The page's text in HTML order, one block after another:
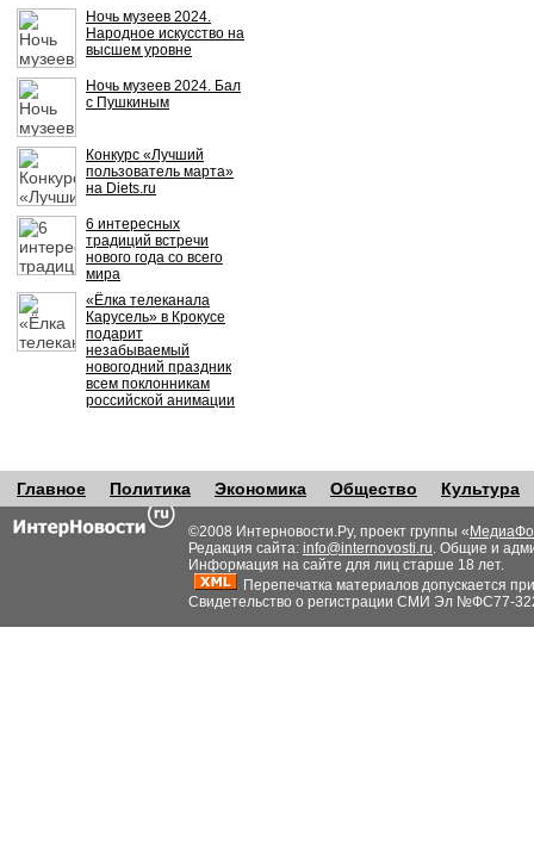
Ночь музеев 2024.
Народное искусство на
высшем уровне
Ночь музеев 2024. Бал
с Пушкиным
Конкурс «Лучший
пользователь марта»
на Diets.ru
6 интересных
традиций встречи
нового года со всего
мира
«Ёлка телеканала
Карусель» в Крокусе
подарит
незабываемый
новогодний праздник
всем поклонникам
российской анимации
Главное Политика Экономика Общество Культура
©2008 Интерновости.Ру, проект группы «
Редакция сайта: info@internovosti.ru. Общие и
Информация на сайте для лиц старше 18 лет.
Перепечатка материалов допускается
Свидетельство о регистрации СМИ Эл №ФС77-